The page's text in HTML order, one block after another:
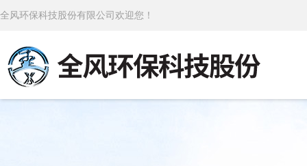
全风环保科技股份有限公司欢迎您！